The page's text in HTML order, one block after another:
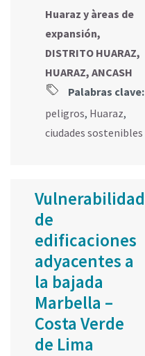
Huaraz y àreas de
expansión,
DISTRITO HUARAZ,
HUARAZ, ANCASH
Palabras clave:
peligros, Huaraz,
ciudades sostenibles
Vulnerabilidad
de
edificaciones
adyacentes a
la bajada
Marbella –
Costa Verde
de Lima